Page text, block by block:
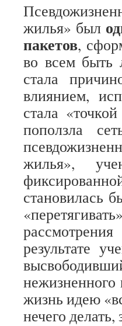
жилья» был
пакетов,
во всем быть
стала
влиянием,
стала
поползла
жилья»,
становилась
результате
жизнь идею
нечего